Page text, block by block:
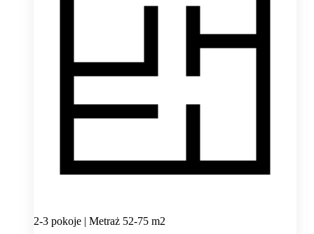
2-3 pokoje | Metraż 52-75 m2